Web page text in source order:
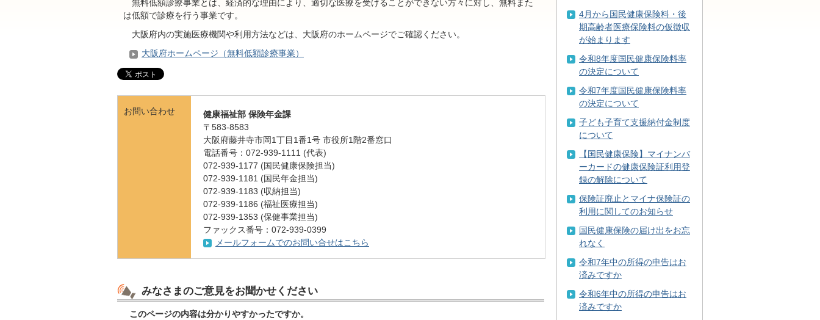
無料低額診療事業とは、経済的な理由により、適切な医療を受けることができない方々に対し、無料また
は低額で診療を行う事業です。
大阪府内の実施医療機関や利用方法などは、大阪府のホームページでご確認ください。
大阪府ホームページ（無料低額診療事業）
お問い合わせ
健康福祉部 保険年金課
〒583-8583
大阪府藤井寺市岡1丁目1番1号 市役所1階2番窓口
電話番号：072-939-1111 (代表)
072-939-1177 (国民健康保険担当)
072-939-1181 (国民年金担当)
072-939-1183 (収納担当)
072-939-1186 (福祉医療担当)
072-939-1353 (保健事業担当)
ファックス番号：072-939-0399
メールフォームでのお問い合せはこちら
みなさまのご意見をお聞かせください
このページの内容は分かりやすかったですか。
4月から国民健康保険料・後
期高齢者医療保険料の仮徴収
が始まります
令和8年度国民健康保険料率
の決定について
令和7年度国民健康保険料率
の決定について
子ども子育て支援納付金制度
について
【国民健康保険】マイナンバ
ーカードの健康保険証利用登
録の解除について
保険証廃止とマイナ保険証の
利用に関してのお知らせ
国民健康保険の届け出をお忘
れなく
令和7年中の所得の申告はお
済みですか
令和6年中の所得の申告はお
済みですか